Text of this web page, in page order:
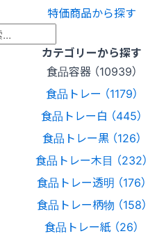
特価商品から探す
カテゴリーから探す
食品容器 （10939）
食品トレー （1179）
食品トレー白 （445）
食品トレー黒 （126）
食品トレー木目 （232）
食品トレー透明 （176）
食品トレー柄物 （158）
食品トレー紙 （26）